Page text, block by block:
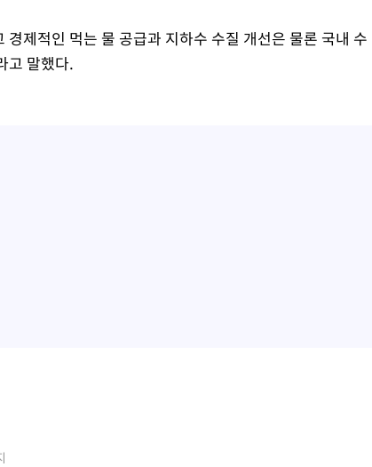
제적인 먹는 물 공급과 지하수 수질 개선은 물론 국내 수
고 말했다.